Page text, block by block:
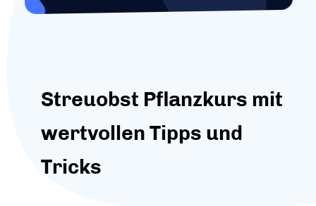
Streuobst Pflanzkurs mit
wertvollen Tipps und
Tricks